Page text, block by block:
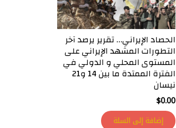
الحصاد الإيراني… تقرير يرصد آخر
التطورات المشهد الإيراني على
المستوى المحلي و الدولي في
الفترة الممتدة ما بين 14 و21
نيسان
$0.00
إضافة إلى السلة